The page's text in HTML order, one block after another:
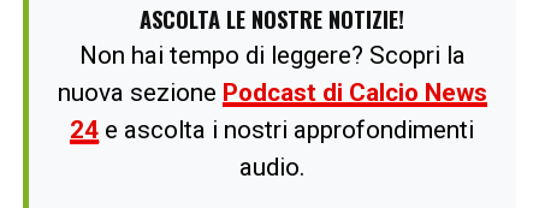
ASCOLTA LE NOSTRE NOTIZIE!
Non hai tempo di leggere? Scopri la
nuova sezione Podcast di Calcio News
24 e ascolta i nostri approfondimenti
audio.